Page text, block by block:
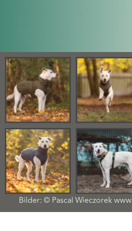
Bilder: © Pascal Wieczorek